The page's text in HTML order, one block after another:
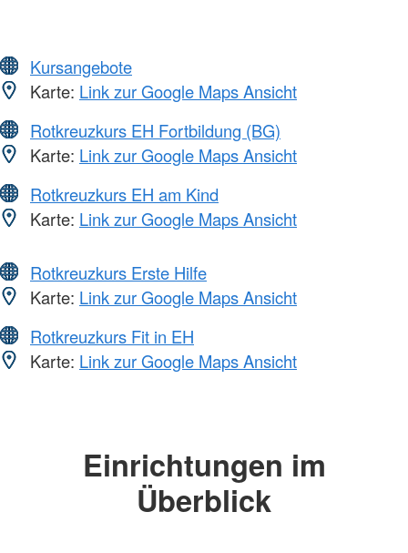
Kursangebote
Karte: Link zur Google Maps Ansicht
Rotkreuzkurs EH Fortbildung (BG)
Karte: Link zur Google Maps Ansicht
Rotkreuzkurs EH am Kind
Karte: Link zur Google Maps Ansicht
Rotkreuzkurs Erste Hilfe
Karte: Link zur Google Maps Ansicht
Rotkreuzkurs Fit in EH
Karte: Link zur Google Maps Ansicht
Einrichtungen im
Überblick